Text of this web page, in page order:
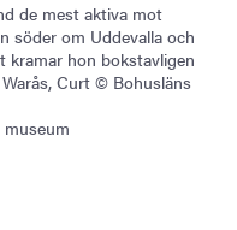
de mest aktiva mot
söder om Uddevalla och
kramar hon bokstavligen
Curt © Bohusläns